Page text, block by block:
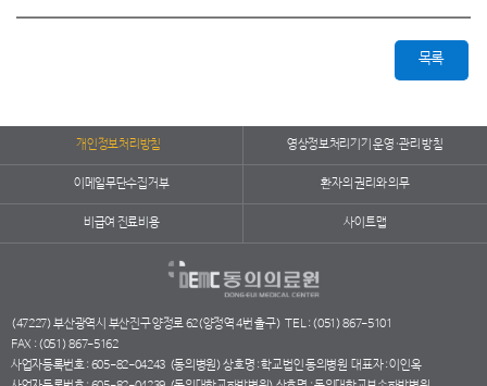
목록
개인정보처리방침 영상정보처리기기 운영·관리 방침
이메일무단수집거부 환자의 권리와 의무
비급여 진료비용 사이트맵
(47227) 부산광역시 부산진구 양정로 62(양정역 4번 출구) TEL : (051) 867-5101
FAX : (051) 867-5162
사업자등록번호 : 605-82-04243 (동의병원) 상호명 : 학교법인 동의병원 대표자 : 이인옥